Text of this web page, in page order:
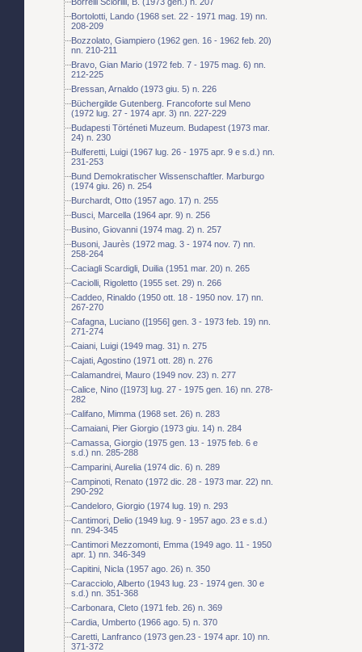
Bortolotti, Lando (1968 set. 22 - 1971 mag. 19) nn.
208-209
Bozzolato, Giampiero (1962 gen. 16 - 1962 feb. 20)
nn. 210-211
Bravo, Gian Mario (1972 feb. 7 - 1975 mag. 6) nn.
212-225
Bressan, Arnaldo (1973 giu. 5) n. 226
Büchergilde Gutenberg. Francoforte sul Meno
(1972 lug. 27 - 1974 apr. 3) nn. 227-229
Budapesti Történeti Muzeum. Budapest (1973 mar.
24) n. 230
Bulferetti, Luigi (1967 lug. 26 - 1975 apr. 9 e s.d.) nn.
231-253
Bund Demokratischer Wissenschaftler. Marburgo
(1974 giu. 26) n. 254
Burchardt, Otto (1957 ago. 17) n. 255
Busci, Marcella (1964 apr. 9) n. 256
Busino, Giovanni (1974 mag. 2) n. 257
Busoni, Jaurès (1972 mag. 3 - 1974 nov. 7) nn.
258-264
Caciagli Scardigli, Duilia (1951 mar. 20) n. 265
Caciolli, Rigoletto (1955 set. 29) n. 266
Caddeo, Rinaldo (1950 ott. 18 - 1950 nov. 17) nn.
267-270
Cafagna, Luciano ([1956] gen. 3 - 1973 feb. 19) nn.
271-274
Caiani, Luigi (1949 mag. 31) n. 275
Cajati, Agostino (1971 ott. 28) n. 276
Calamandrei, Mauro (1949 nov. 23) n. 277
Calice, Nino ([1973] lug. 27 - 1975 gen. 16) nn. 278-
282
Califano, Mimma (1968 set. 26) n. 283
Camaiani, Pier Giorgio (1973 giu. 14) n. 284
Camassa, Giorgio (1975 gen. 13 - 1975 feb. 6 e
s.d.) nn. 285-288
Camparini, Aurelia (1974 dic. 6) n. 289
Campinoti, Renato (1972 dic. 28 - 1973 mar. 22) nn.
290-292
Candeloro, Giorgio (1974 lug. 19) n. 293
Cantimori, Delio (1949 lug. 9 - 1957 ago. 23 e s.d.)
nn. 294-345
Cantimori Mezzomonti, Emma (1949 ago. 11 - 1950
apr. 1) nn. 346-349
Capitini, Nicla (1957 ago. 26) n. 350
Caracciolo, Alberto (1943 lug. 23 - 1974 gen. 30 e
s.d.) nn. 351-368
Carbonara, Cleto (1971 feb. 26) n. 369
Cardia, Umberto (1966 ago. 5) n. 370
Caretti, Lanfranco (1973 gen.23 - 1974 apr. 10) nn.
371-372